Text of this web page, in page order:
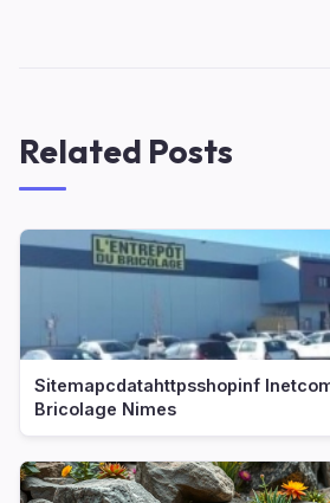
Related Posts
Sitemapcdatahttpsshopinf
Bricolage Nimes